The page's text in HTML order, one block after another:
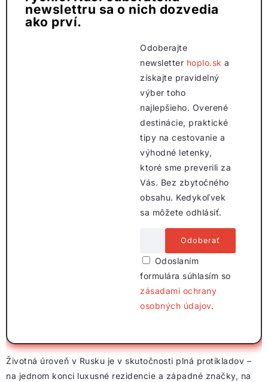
newslettru sa o nich dozvedia
ako prví.
Odoberajte
newsletter hoplo.sk a
získajte pravidelný
výber toho
najlepšieho. Overené
destinácie, praktické
tipy na cestovanie a
výhodné letenky,
ktoré sme preverili za
Vás. Bez zbytočného
obsahu. Kedykoľvek
sa môžete odhlásiť.
Odoslaním
formulára súhlasím so
zásadami ochrany
osobných údajov.
Životná úroveň v Rusku je v skutočnosti plná protikladov –
na jednom konci luxusné rezidencie a západné značky, na